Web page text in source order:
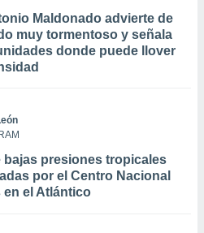
Maldonado advierte de
muy tormentoso y señala
donde puede llover
bajas presiones tropicales
por el Centro Nacional
en el Atlántico